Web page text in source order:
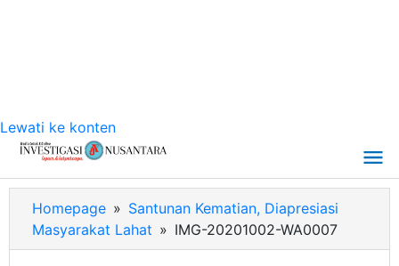
Lewati ke konten
Homepage » Santunan Kematian, Diapresiasi
Masyarakat Lahat » IMG-20201002-WA0007